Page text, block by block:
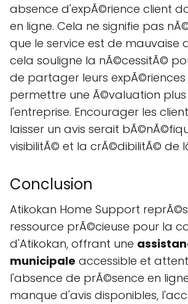
absence d'expÃ©rience client
en ligne. Cela ne signifie pas
que le service est de mauvaise
cela souligne la nÃ©cessitÃ©
de partager leurs
permettre une Ã©valuation
l'entreprise. Encourager les
laisser un avis serait
visibilitÃ© et la crÃ©dibilitÃ© de
Conclusion
Atikokan Home Support
ressource prÃ©cieuse pour la
d'Atikokan, offrant une
municipale accessible et
l'absence de prÃ©sence en
manque d'avis disponibles,